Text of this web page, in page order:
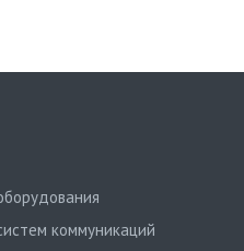
коммуникаций